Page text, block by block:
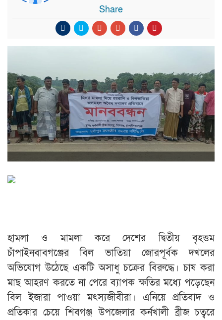
Share
হামলা ও মামলা করে দেশের দ্বিতীয় বৃহত্তম
চাঁপাইনবাবগঞ্জের বিল ভাতিয়া জোরপূর্বক দখলের
অভিযোগ উঠেছে একটি অসাধু চক্রের বিরুদ্ধে। চাষ করা
মাছ আহরণ করতে না পেরে ব্যাপক ক্ষতির মধ্যে পড়েছেন
বিল ইজারা পাওয়া মৎস্যজীবীরা। এনিয়ে প্রতিবাদ ও
প্রতিকার চেয়ে শিবগঞ্জ উপজেলার কর্নখালী ব্রীজ চত্বরে